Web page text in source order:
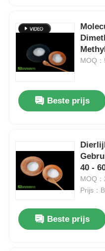
MOQ
Beste prijs
40 -
MOQ
Prijs：
Beste prijs